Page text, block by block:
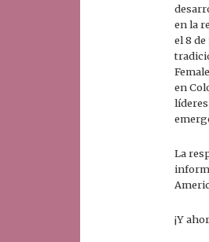
en la
el 8
en
La
¡Y